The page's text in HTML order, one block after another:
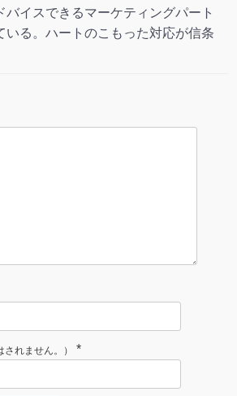
バイスできるマーケティングパート
いる。ハートのこもった対応が信条
れません。） *